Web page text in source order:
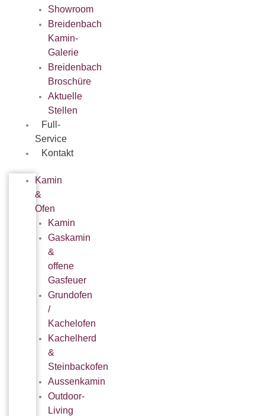
Showroom
Breidenbach
Kamin-
Galerie
Breidenbach
Broschüre
Aktuelle
Stellen
Full-
Service
Kontakt
Kamin
&
Ofen
Kamin
Gaskamin
&
offene
Gasfeuer
Grundofen
/
Kachelofen
Kachelherd
&
Steinbackofen
Aussenkamin
Outdoor-
Living